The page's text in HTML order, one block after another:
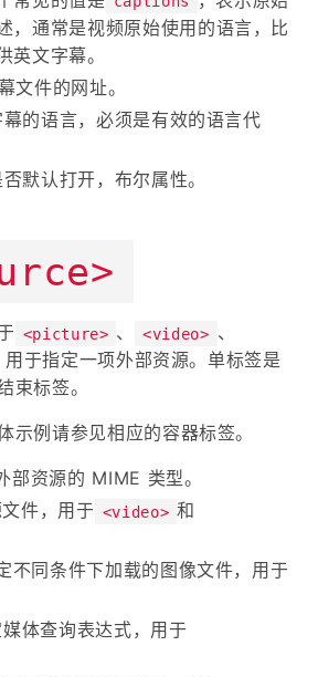
，通常是视频原始使用的语言，比
英文字幕。
文件的网址。
幕的语言，必须是有效的语言代
否默认打开，布尔属性。
<picture> 、 <video> 、
用于指定一项外部资源。单标签是
束标签。
示例请参见相应的容器标签。
部资源的 MIME 类型。
件，用于 <video> 和
不同条件下加载的图像文件，用于
媒体查询表达式，用于